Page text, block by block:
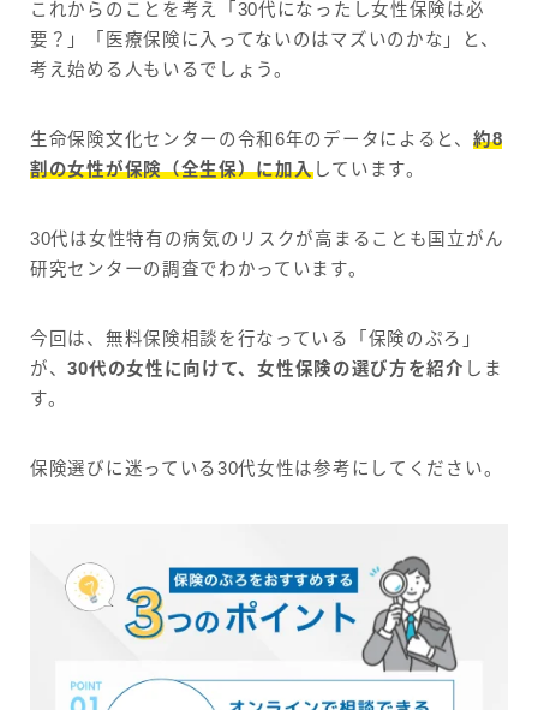
これからのことを考え「30代になったし女性保険は必
要？」「医療保険に入ってないのはマズいのかな」と、
考え始める人もいるでしょう。
生命保険文化センターの令和6年のデータによると、 約8
割の女性が保険（全生保）に加入しています。
30代は女性特有の病気のリスクが高まることも国立がん
研究センターの調査でわかっています。
今回は、無料保険相談を行なっている「保険のぷろ」
が、30代の女性に向けて、女性保険の選び方を紹介 しま
す。
保険選びに迷っている30代女性は参考にしてください。